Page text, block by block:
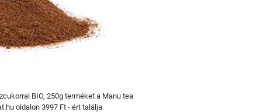
BIO, 250g terméket a Manu tea
oldalon 3997 Ft - ért találja.